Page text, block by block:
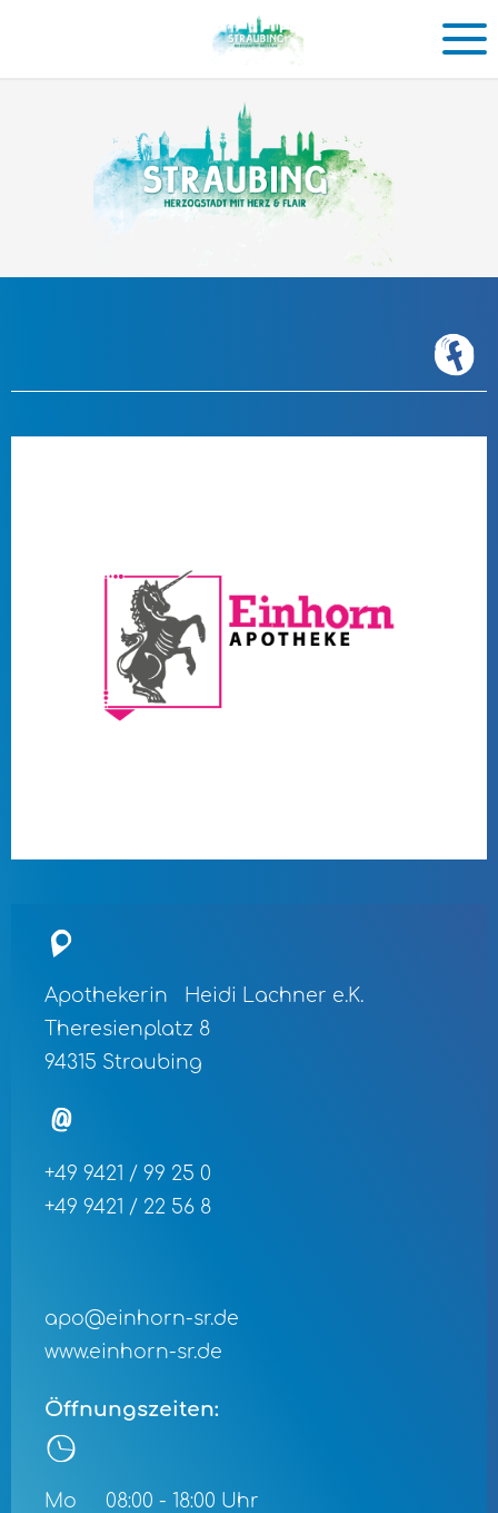
Einkaufen
in
Straubing
Apothekerin Heidi Lachner e.K.
Theresienplatz 8
94315 Straubing
+49 9421 / 99 25 0
+49 9421 / 22 56 8
apo@einhorn-sr.de
www.einhorn-sr.de
Öffnungszeiten:
Mo
08:00 - 18:00 Uhr